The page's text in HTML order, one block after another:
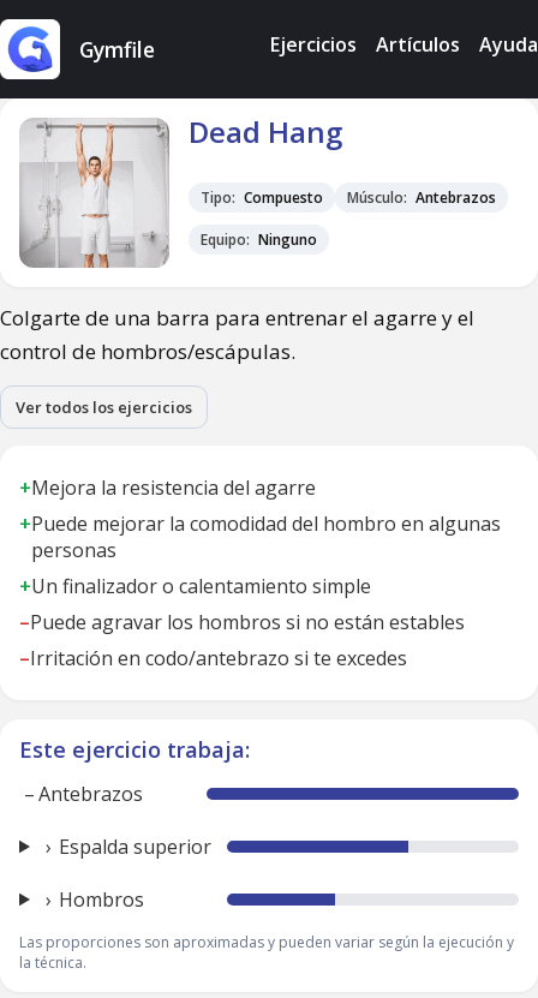
Gymfile Ejercicios Artículos Ayuda
Dead Hang
Tipo: Compuesto Músculo: Antebrazos
Equipo: Ninguno
Colgarte de una barra para entrenar el agarre y el
control de hombros/escápulas.
Ver todos los ejercicios
+Mejora la resistencia del agarre
+Puede mejorar la comodidad del hombro en algunas
personas
+Un finalizador o calentamiento simple
–Puede agravar los hombros si no están estables
–Irritación en codo/antebrazo si te excedes
Este ejercicio trabaja:
–Antebrazos
Espalda superior
Hombros
Las proporciones son aproximadas y pueden variar según la ejecución y
la técnica.